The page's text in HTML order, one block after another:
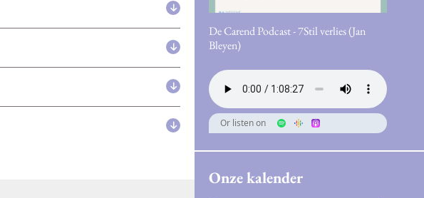
De Carend Podcast - 7Stil verlies (Jan
Bleyen)
Or listen on
Onze kalender